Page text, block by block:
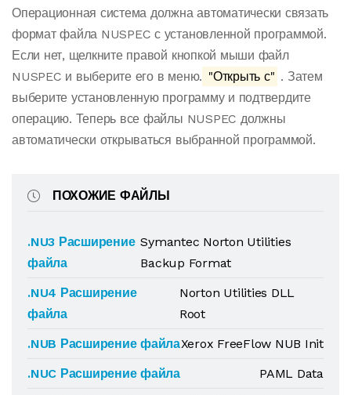
Операционная система должна автоматически связать
формат файла NUSPEC с установленной программой.
Если нет, щелкните правой кнопкой мыши файл
NUSPEC и выберите его в меню. "Открыть с" . Затем
выберите установленную программу и подтвердите
операцию. Теперь все файлы NUSPEC должны
автоматически открываться выбранной программой.
ПОХОЖИЕ ФАЙЛЫ
.NU3 Расширение
файла
Symantec Norton Utilities
Backup Format
.NU4 Расширение
файла
Norton Utilities DLL
Root
.NUB Расширение файлаXerox FreeFlow NUB Init
.NUC Расширение файла
PAML Data